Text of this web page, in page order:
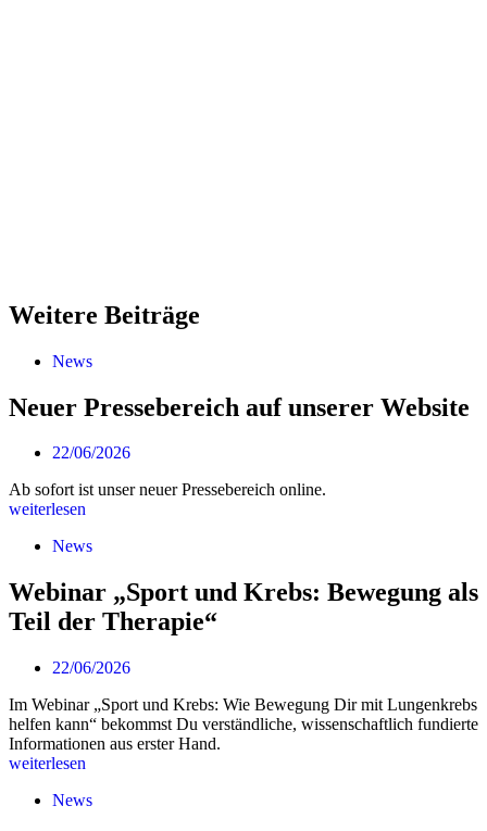
Weitere Beiträge
News
Neuer Pressebereich auf unserer Website
22/06/2026
Ab sofort ist unser neuer Pressebereich online.
weiterlesen
News
Webinar „Sport und Krebs: Bewegung als
Teil der Therapie“
22/06/2026
Im Webinar „Sport und Krebs: Wie Bewegung Dir mit Lungenkrebs
helfen kann“ bekommst Du verständliche, wissenschaftlich fundierte
Informationen aus erster Hand.
weiterlesen
News